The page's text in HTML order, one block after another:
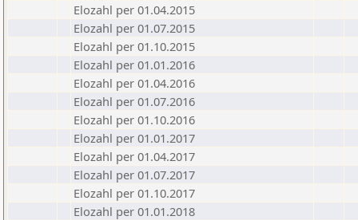
Elozahl per 01.04.2015
Elozahl per 01.07.2015
Elozahl per 01.10.2015
Elozahl per 01.01.2016
Elozahl per 01.04.2016
Elozahl per 01.07.2016
Elozahl per 01.10.2016
Elozahl per 01.01.2017
Elozahl per 01.04.2017
Elozahl per 01.07.2017
Elozahl per 01.10.2017
Elozahl per 01.01.2018